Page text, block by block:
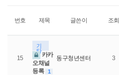
번호 제목 글쓴이 조회
15
기
타
카카
오채널
등록 1
동구청년센터 3